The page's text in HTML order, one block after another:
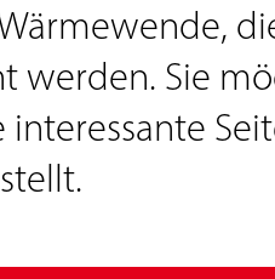
werden. Sie
interessante